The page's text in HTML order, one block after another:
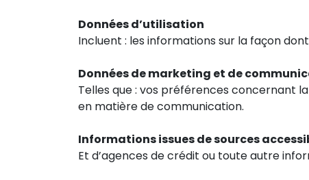
Données d’utilisation
Incluent : les informations sur la façon
Données de marketing et de
Telles que : vos préférences concernant
en matière de communication.
Informations issues de sources
Et d’agences de crédit ou toute autre